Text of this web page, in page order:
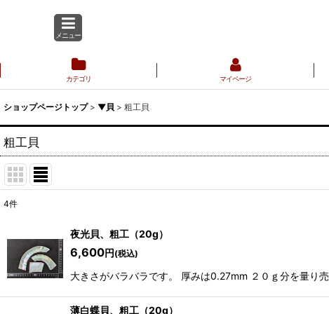
メニュー
カテゴリ マイページ
ショップページトップ > ▼貝 > 粗工貝
粗工貝
並び順:
4件
夜光貝、粗工（20g）
6,600円 (税込)
大きさがバラバラです。 厚みは0.27mm ２０ｇ分を量り売
薄白蝶貝、粗工（20g）